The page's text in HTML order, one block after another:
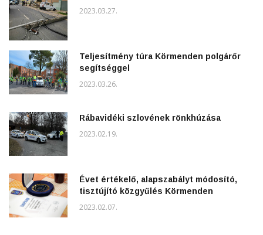
2023.03.27.
Teljesítmény túra Körmenden polgárőr
segítséggel
2023.03.26.
Rábavidéki szlovének rönkhúzása
2023.02.19.
Évet értékelő, alapszabályt módosító,
tisztújító közgyűlés Körmenden
2023.02.07.